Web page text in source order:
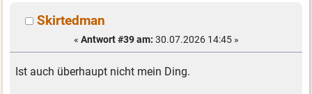
Skirtedman
« Antwort #39 am: 30.07.2026 14:45 »
Ist auch überhaupt nicht mein Ding.